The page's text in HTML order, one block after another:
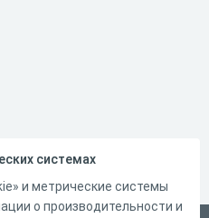
системах
и метрические системы
о производительности и